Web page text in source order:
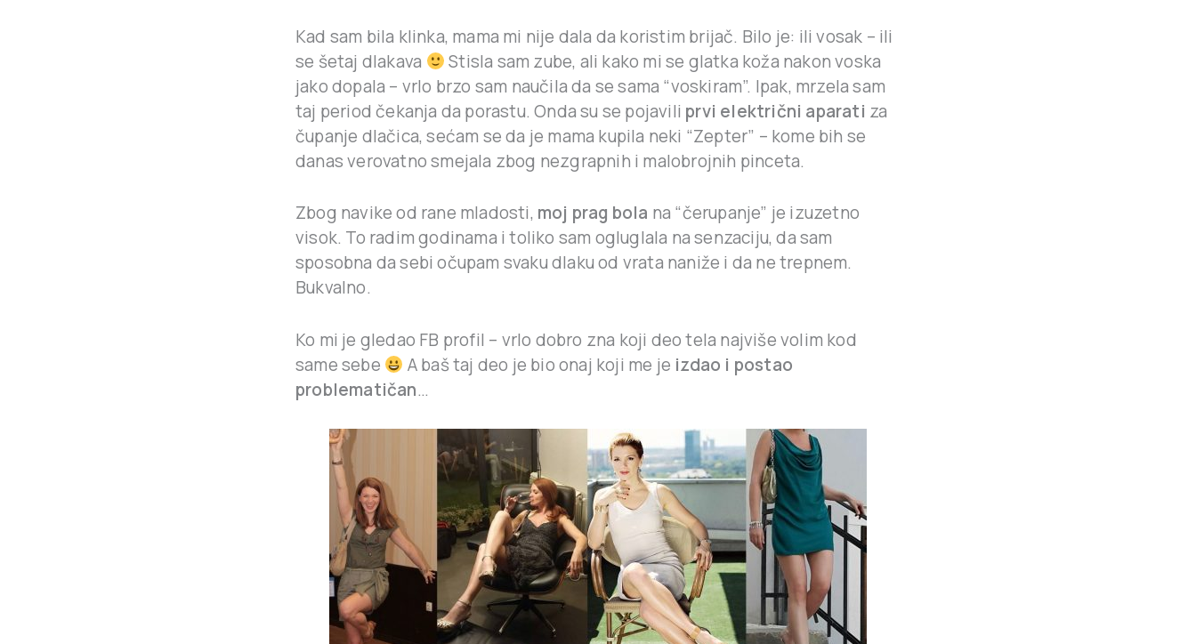
Kad sam bila klinka, mama mi nije dala da koristim brijač. Bilo je: ili vosak – ili
se šetaj dlakava
Stisla sam zube, ali kako mi se glatka koža nakon voska
jako dopala – vrlo brzo sam naučila da se sama “voskiram”. Ipak, mrzela sam
taj period čekanja da porastu. Onda su se pojavili prvi električni aparati za
čupanje dlačica, sećam se da je mama kupila neki “Zepter” – kome bih se
danas verovatno smejala zbog nezgrapnih i malobrojnih pinceta.
Zbog navike od rane mladosti, moj prag bola na “čerupanje” je izuzetno
visok. To radim godinama i toliko sam ogluglala na senzaciju, da sam
sposobna da sebi očupam svaku dlaku od vrata naniže i da ne trepnem.
Bukvalno.
Ko mi je gledao FB profil – vrlo dobro zna koji deo tela najviše volim kod
same sebe
A baš taj deo je bio onaj koji me je izdao i postao
problematičan…